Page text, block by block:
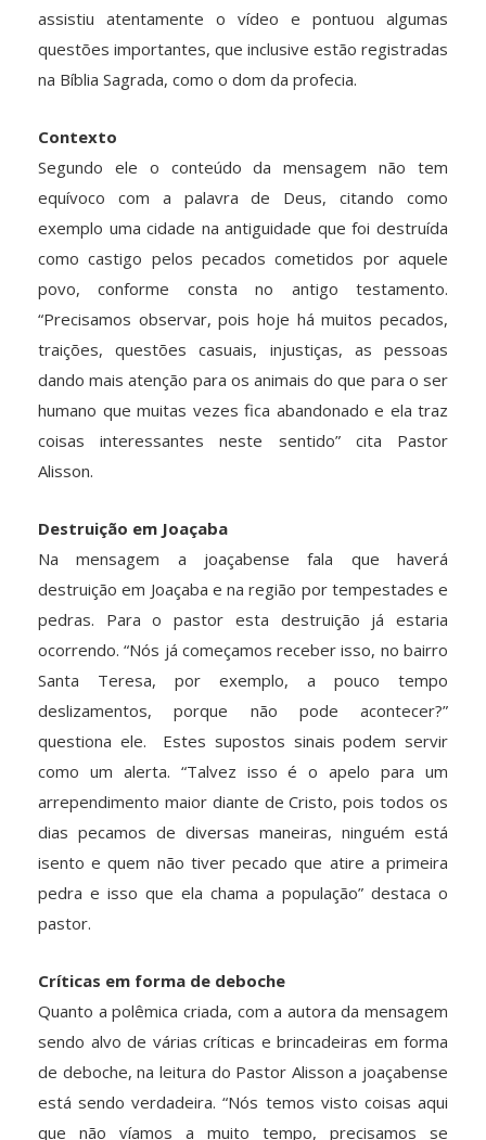
assistiu atentamente o vídeo e pontuou algumas
questões importantes, que inclusive estão registradas
na Bíblia Sagrada, como o dom da profecia.
Contexto
Segundo ele o conteúdo da mensagem não tem
equívoco com a palavra de Deus, citando como
exemplo uma cidade na antiguidade que foi destruída
como castigo pelos pecados cometidos por aquele
povo, conforme consta no antigo testamento.
“Precisamos observar, pois hoje há muitos pecados,
traições, questões casuais, injustiças, as pessoas
dando mais atenção para os animais do que para o ser
humano que muitas vezes fica abandonado e ela traz
coisas interessantes neste sentido” cita Pastor
Alisson.
Destruição em Joaçaba
Na mensagem a joaçabense fala que haverá
destruição em Joaçaba e na região por tempestades e
pedras. Para o pastor esta destruição já estaria
ocorrendo. “Nós já começamos receber isso, no bairro
Santa Teresa, por exemplo, a pouco tempo
deslizamentos, porque não pode acontecer?”
questiona ele. Estes supostos sinais podem servir
como um alerta. “Talvez isso é o apelo para um
arrependimento maior diante de Cristo, pois todos os
dias pecamos de diversas maneiras, ninguém está
isento e quem não tiver pecado que atire a primeira
pedra e isso que ela chama a população” destaca o
pastor.
Críticas em forma de deboche
Quanto a polêmica criada, com a autora da mensagem
sendo alvo de várias críticas e brincadeiras em forma
de deboche, na leitura do Pastor Alisson a joaçabense
está sendo verdadeira. “Nós temos visto coisas aqui
que não víamos a muito tempo, precisamos se